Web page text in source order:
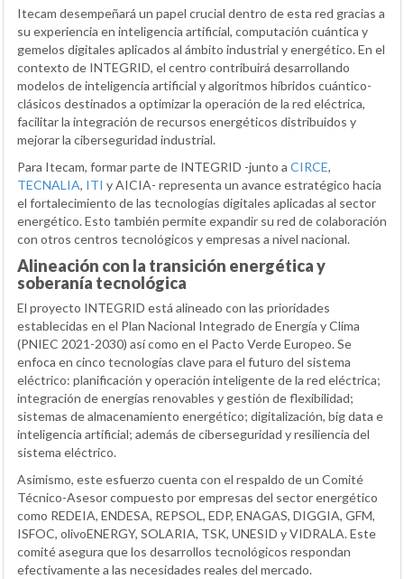
Itecam desempeñará un papel crucial dentro de esta red gracias a
su experiencia en inteligencia artificial, computación cuántica y
gemelos digitales aplicados al ámbito industrial y energético. En el
contexto de INTEGRID, el centro contribuirá desarrollando
modelos de inteligencia artificial y algoritmos híbridos cuántico-
clásicos destinados a optimizar la operación de la red eléctrica,
facilitar la integración de recursos energéticos distribuidos y
mejorar la ciberseguridad industrial.
Para Itecam, formar parte de INTEGRID -junto a CIRCE,
TECNALIA, ITI y AICIA- representa un avance estratégico hacia
el fortalecimiento de las tecnologías digitales aplicadas al sector
energético. Esto también permite expandir su red de colaboración
con otros centros tecnológicos y empresas a nivel nacional.
Alineación con la transición energética y
soberanía tecnológica
El proyecto INTEGRID está alineado con las prioridades
establecidas en el Plan Nacional Integrado de Energía y Clima
(PNIEC 2021-2030) así como en el Pacto Verde Europeo. Se
enfoca en cinco tecnologías clave para el futuro del sistema
eléctrico: planificación y operación inteligente de la red eléctrica;
integración de energías renovables y gestión de flexibilidad;
sistemas de almacenamiento energético; digitalización, big data e
inteligencia artificial; además de ciberseguridad y resiliencia del
sistema eléctrico.
Asimismo, este esfuerzo cuenta con el respaldo de un Comité
Técnico-Asesor compuesto por empresas del sector energético
como REDEIA, ENDESA, REPSOL, EDP, ENAGAS, DIGGIA, GFM,
ISFOC, olivoENERGY, SOLARIA, TSK, UNESID y VIDRALA. Este
comité asegura que los desarrollos tecnológicos respondan
efectivamente a las necesidades reales del mercado.